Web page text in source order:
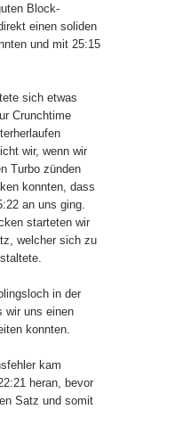
Block-
einen soliden
und mit 25:15
sich etwas
Crunchtime
wir, wenn wir
Turbo zünden
konnten, dass
an uns ging.
starteten wir
welcher sich zu
in der
wir uns einen
konnten.
kam
heran, bevor
Satz und somit